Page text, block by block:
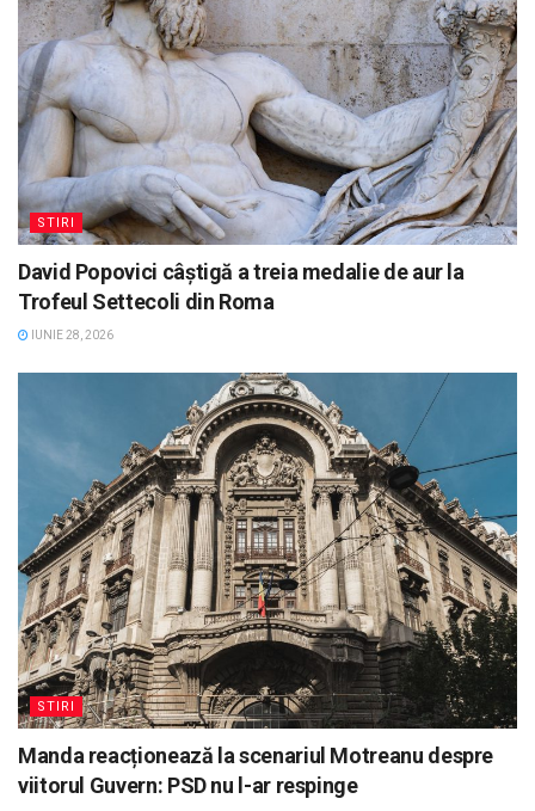
STIRI
David Popovici câștigă a treia medalie de aur la
Trofeul Settecoli din Roma
IUNIE 28, 2026
STIRI
Manda reacționează la scenariul Motreanu despre
viitorul Guvern: PSD nu l-ar respinge